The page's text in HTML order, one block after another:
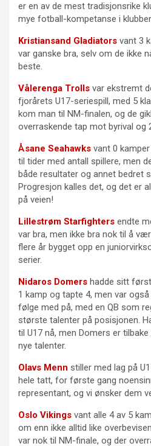
er en av de mest tradisjonsrike
mye fotball-kompetanse i
Kristiansand Gladiators vant 3
var ganske bra, selv om de ikke
beste.
Vålerenga Trolls var ekstremt
fjorårets U17-seriespill, med 5
kom man til NM-finalen, og de
overraskende tap mot byrival og
Åsane Seahawks vant 0
til tider med antall spillere, men
både resultater og annet bedret
Progresjon kalles det, og det er
på veien!
Lillestrøm Starfighters endte
var bra, men ikke bra nok til å
flere år bygget opp en
serier.
Nidaros Domers hadde sitt
1 kamp og tapte 4, men var
følge med på, med en QB som
største talenter på posisjonen.
til U17 nå, men Domers er
nye talenter.
Olavs Menn stiller med lag på
hele tatt, for første gang
representant, og vi ønsker dem
Oslo Vikings vant alle 4 av 5
om enn ikke alltid like
var nok til NM-finale, og der